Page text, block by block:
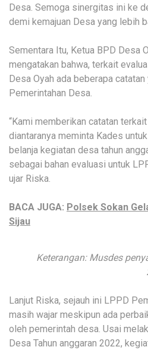
Desa. Semoga sinergitas ini ke
demi kemajuan Desa yang lebih
Sementara Itu, Ketua BPD Desa
mengatakan bahwa, terkait
Desa Oyah ada beberapa
Pemerintahan Desa.
“Kami memberikan catatan
diantaranya meminta Kades
belanja kegiatan desa tahun
sebagai bahan evaluasi untuk
ujar Riska.
BACA JUGA: Polsek Sokan
Sijau
Keterangan: Musdes
Lanjut Riska, sejauh ini LPPD
masih wajar meskipun ada
oleh pemerintah desa. Usai
Desa Tahun anggaran 2022,